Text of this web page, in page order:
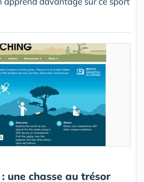
: une chasse au trésor